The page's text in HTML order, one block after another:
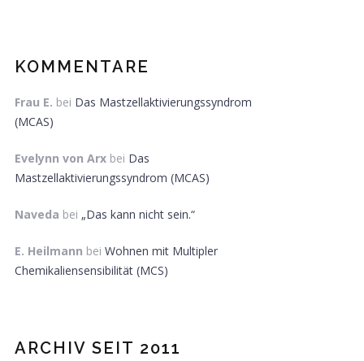
KOMMENTARE
Frau E. bei Das Mastzellaktivierungssyndrom
(MCAS)
Evelynn von Arx bei Das
Mastzellaktivierungssyndrom (MCAS)
Naveda bei „Das kann nicht sein.“
E. Heilmann bei Wohnen mit Multipler
Chemikaliensensibilität (MCS)
ARCHIV SEIT 2011